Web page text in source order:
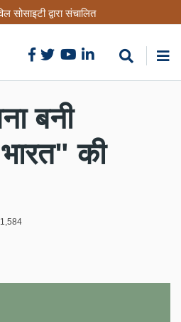
सोसाइटी द्वारा संचालित
बनी
की